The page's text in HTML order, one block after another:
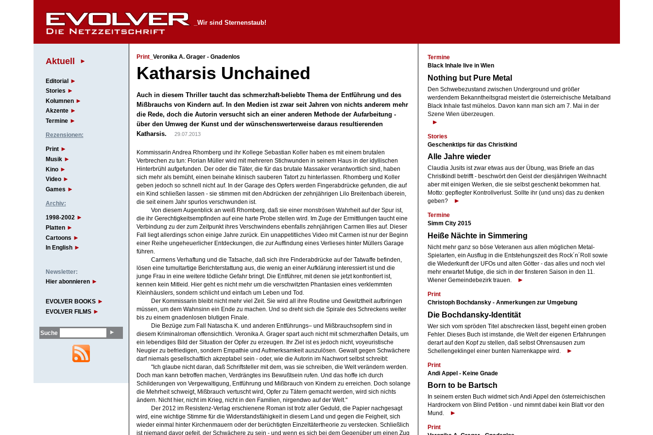
_Wir sind Sternenstaub!
Aktuell
Editorial
Stories
Kolumnen
Akzente
Termine
Rezensionen:
Print
Musik
Kino
Video
Games
Archiv:
1998-2002
Platten
Cartoons
In English
Newsletter:
Hier abonnieren
EVOLVER BOOKS
EVOLVER FILMS
Suche
Print_ Veronika A. Grager - Gnadenlos
Katharsis Unchained
Auch in diesem Thriller taucht das schmerzhaft-beliebte Thema der Entführung und des
Mißbrauchs von Kindern auf. In den Medien ist zwar seit Jahren von nichts anderem mehr
die Rede, doch die Autorin versucht sich an einer anderen Methode der Aufarbeitung -
über den Umweg der Kunst und der wünschenswerterweise daraus resultierenden
Katharsis.
29.07.2013
Kommissarin Andrea Rhomberg und ihr Kollege Sebastian Koller haben es mit einem brutalen
Verbrechen zu tun: Florian Müller wird mit mehreren Stichwunden in seinem Haus in der idyllischen
Hinterbrühl aufgefunden. Der oder die Täter, die für das brutale Massaker verantwortlich sind, haben
sich mehr als bemüht, einen beinahe klinisch sauberen Tatort zu hinterlassen. Rhomberg und Koller
geben jedoch so schnell nicht auf. In der Garage des Opfers werden Fingerabdrücke gefunden, die auf
ein Kind schließen lassen - sie stimmen mit den Abdrücken der zehnjährigen Lilo Breitenbach überein,
die seit einem Jahr spurlos verschwunden ist.
Von diesem Augenblick an weiß Rhomberg, daß sie einer monströsen Wahrheit auf der Spur ist,
die ihr Gerechtigkeitsempfinden auf eine harte Probe stellen wird. Im Zuge der Ermittlungen taucht eine
Verbindung zu der zum Zeitpunkt ihres Verschwindens ebenfalls zehnjährigen Carmen Illes auf. Dieser
Fall liegt allerdings schon einige Jahre zurück. Ein unappetitliches Video mit Carmen ist nur der Beginn
einer Reihe ungeheuerlicher Entdeckungen, die zur Auffindung eines Verlieses hinter Müllers Garage
führen.
Carmens Verhaftung und die Tatsache, daß sich ihre Finderabdrücke auf der Tatwaffe befinden,
lösen eine tumultartige Berichterstattung aus, die wenig an einer Aufklärung interessiert ist und die
junge Frau in eine weitere tödliche Gefahr bringt. Die Entführer, mit denen sie jetzt konfrontiert ist,
kennen kein Mitleid. Hier geht es nicht mehr um die verschwitzten Phantasien eines verklemmten
Kleinhäuslers, sondern schlicht und einfach um Leben und Tod.
Der Kommissarin bleibt nicht mehr viel Zeit. Sie wird all ihre Routine und Gewitztheit aufbringen
müssen, um dem Wahnsinn ein Ende zu machen. Und so dreht sich die Spirale des Schreckens weiter
bis zu einem gnadenlosen blutigen Finale.
Die Bezüge zum Fall Natascha K. und anderen Entführungs– und Mißbrauchsopfern sind in
diesem Kriminalroman offensichtlich. Veronika A. Grager spart auch nicht mit schmerzhaften Details, um
ein lebendiges Bild der Situation der Opfer zu erzeugen. Ihr Ziel ist es jedoch nicht, voyeuristische
Neugier zu befriedigen, sondern Empathie und Aufmerksamkeit auszulösen. Gewalt gegen Schwächere
darf niemals gesellschaftlich akzeptabel sein - oder, wie die Autorin im Nachwort selbst schreibt:
"Ich glaube nicht daran, daß Schriftsteller mit dem, was sie schreiben, die Welt verändern werden.
Doch man kann betroffen machen, Verdrängtes ins Bewußtsein rufen. Und das hoffe ich durch
Schilderungen von Vergewaltigung, Entführung und Mißbrauch von Kindern zu erreichen. Doch solange
die Mehrheit schweigt, Mißbrauch vertuscht wird, Opfer zu Tätern gemacht werden, wird sich nichts
ändern. Nicht hier, nicht im Krieg, nicht in den Familien, nirgendwo auf der Welt."
Der 2012 im Resistenz-Verlag erschienene Roman ist trotz aller Geduld, die Papier nachgesagt
wird, eine wichtige Stimme für die Widerstandsfähigkeit in diesem Land und gegen die Feigheit, sich
wieder einmal hinter Kirchenmauern oder der berüchtigten Einzeltätertheorie zu verstecken. Schließlich
ist niemand davor gefeit, der Schwächere zu sein - und wenn es sich bei dem Gegenüber um einen Zug
Termine
Black Inhale live in Wien
Nothing but Pure Metal
Den Schwebezustand zwischen Underground und größer
werdendem Bekanntheitsgrad meistert die österreichische Metalband
Black Inhale fast mühelos. Davon kann man sich am 7. Mai in der
Szene Wien überzeugen.
Stories
Geschenktips für das Christkind
Alle Jahre wieder
Claudia Jusits ist zwar etwas aus der Übung, was Briefe an das
Christkindl betrifft - beschwört den Geist der diesjährigen Weihnacht
aber mit einigen Werken, die sie selbst geschenkt bekommen hat.
Motto: gepflegter Kontrollverlust. Sollte ihr (und uns) das zu denken
geben?
Termine
Simm City 2015
Heiße Nächte in Simmering
Nicht mehr ganz so böse Veteranen aus allen möglichen Metal-
Spielarten, ein Ausflug in die Entstehungszeit des Rock´n´Roll sowie
die Wiederkunft der UFOs und alten Götter - das alles und noch viel
mehr erwartet Mutige, die sich in der finsteren Saison in den 11.
Wiener Gemeindebezirk trauen.
Print
Christoph Bochdansky - Anmerkungen zur Umgebung
Die Bochdansky-Identität
Wer sich vom spröden Titel abschrecken lässt, begeht einen groben
Fehler. Dieses Buch ist imstande, die Welt der eigenen Erfahrungen
derart auf den Kopf zu stellen, daß selbst Ohrensausen zum
Schellengeklingel einer bunten Narrenkappe wird.
Print
Andi Appel - Keine Gnade
Born to be Bartsch
In seinem ersten Buch widmet sich Andi Appel den österreichischen
Hardrockern von Blind Petition - und nimmt dabei kein Blatt vor den
Mund.
Print